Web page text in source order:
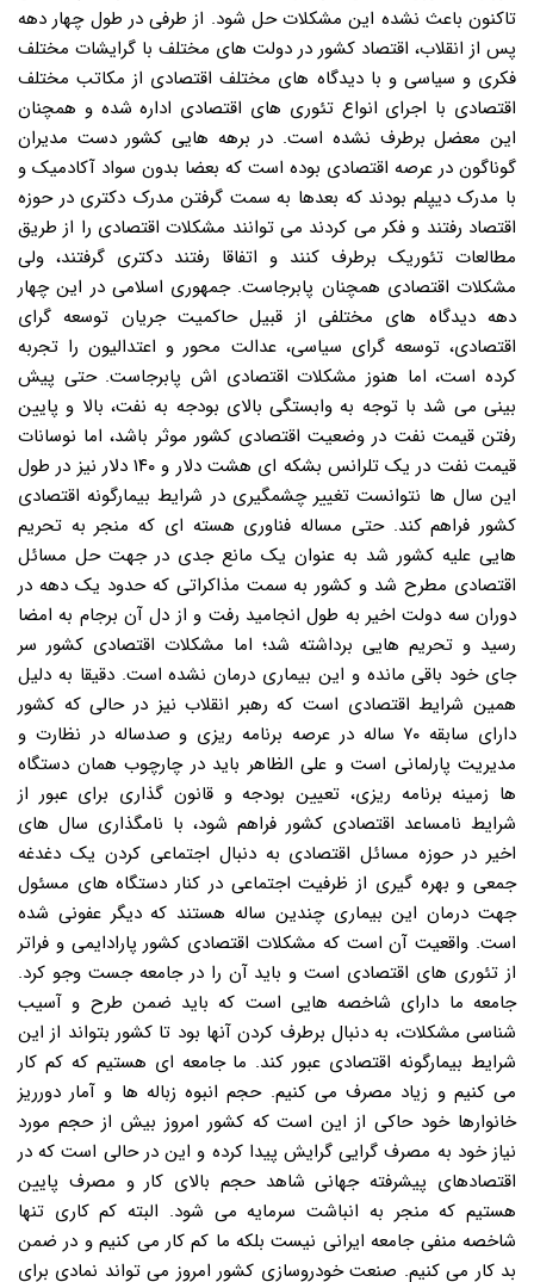
تاکنون باعث نشده این مشکلات حل شود. از طرفی در طول چهار دهه
پس از انقلاب، اقتصاد کشور در دولت های مختلف با گرایشات مختلف
فکری و سیاسی و با دیدگاه های مختلف اقتصادی از مکاتب مختلف
اقتصادی با اجرای انواع تئوری های اقتصادی اداره شده و همچنان
این معضل برطرف نشده است. در برهه هایی کشور دست مدیران
گوناگون در عرصه اقتصادی بوده است که بعضا بدون سواد آکادمیک و
با مدرک دیپلم بودند که بعدها به سمت گرفتن مدرک دکتری در حوزه
اقتصاد رفتند و فکر می کردند می توانند مشکلات اقتصادی را از طریق
مطالعات تئوریک برطرف کنند و اتفاقا رفتند دکتری گرفتند، ولی
مشکلات اقتصادی همچنان پابرجاست. جمهوری اسلامی در این چهار
دهه دیدگاه های مختلفی از قبیل حاکمیت جریان توسعه گرای
اقتصادی، توسعه گرای سیاسی، عدالت محور و اعتدالیون را تجربه
کرده است، اما هنوز مشکلات اقتصادی اش پابرجاست. حتی پیش
بینی می شد با توجه به وابستگی بالای بودجه به نفت، بالا و پایین
رفتن قیمت نفت در وضعیت اقتصادی کشور موثر باشد، اما نوسانات
قیمت نفت در یک تلرانس بشکه ای هشت دلار و ۱۴۰ دلار نیز در طول
این سال ها نتوانست تغییر چشمگیری در شرایط بیمارگونه اقتصادی
کشور فراهم کند. حتی مساله فناوری هسته ای که منجر به تحریم
هایی علیه کشور شد به عنوان یک مانع جدی در جهت حل مسائل
اقتصادی مطرح شد و کشور به سمت مذاکراتی که حدود یک دهه در
دوران سه دولت اخیر به طول انجامید رفت و از دل آن برجام به امضا
رسید و تحریم هایی برداشته شد؛ اما مشکلات اقتصادی کشور سر
جای خود باقی مانده و این بیماری درمان نشده است. دقیقا به دلیل
همین شرایط اقتصادی است که رهبر انقلاب نیز در حالی که کشور
دارای سابقه ۷۰ ساله در عرصه برنامه ریزی و صدساله در نظارت و
مدیریت پارلمانی است و علی الظاهر باید در چارچوب همان دستگاه
ها زمینه برنامه ریزی، تعیین بودجه و قانون گذاری برای عبور از
شرایط نامساعد اقتصادی کشور فراهم شود، با نامگذاری سال های
اخیر در حوزه مسائل اقتصادی به دنبال اجتماعی کردن یک دغدغه
جمعی و بهره گیری از ظرفیت اجتماعی در کنار دستگاه های مسئول
جهت درمان این بیماری چندین ساله هستند که دیگر عفونی شده
است. واقعیت آن است که مشکلات اقتصادی کشور پارادایمی و فراتر
از تئوری های اقتصادی است و باید آن را در جامعه جست وجو کرد.
جامعه ما دارای شاخصه هایی است که باید ضمن طرح و آسیب
شناسی مشکلات، به دنبال برطرف کردن آنها بود تا کشور بتواند از این
شرایط بیمارگونه اقتصادی عبور کند. ما جامعه ای هستیم که کم کار
می کنیم و زیاد مصرف می کنیم. حجم انبوه زباله ها و آمار دورریز
خانوارها خود حاکی از این است که کشور امروز بیش از حجم مورد
نیاز خود به مصرف گرایی گرایش پیدا کرده و این در حالی است که در
اقتصادهای پیشرفته جهانی شاهد حجم بالای کار و مصرف پایین
هستیم که منجر به انباشت سرمایه می شود. البته کم کاری تنها
شاخصه منفی جامعه ایرانی نیست بلکه ما کم کار می کنیم و در ضمن
بد کار می کنیم. صنعت خودروسازی کشور امروز می تواند نمادی برای